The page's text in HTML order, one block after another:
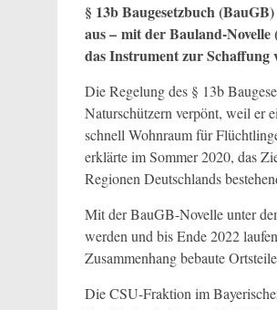
§ 13b Baugesetzbuch
aus – mit der Bauland-
das Instrument zur Schaffung
Die Regelung des § 13b
Naturschützern verpönt, weil er
schnell Wohnraum für
erklärte im Sommer 2020, das
Regionen Deutschlands
Mit der BauGB-Novelle unter
werden und bis Ende 2022
Zusammenhang bebaute
Die CSU-Fraktion im